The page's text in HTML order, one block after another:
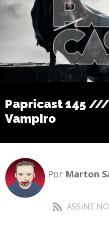
Papricast 145
Vampiro
Por Marton
ASSINE